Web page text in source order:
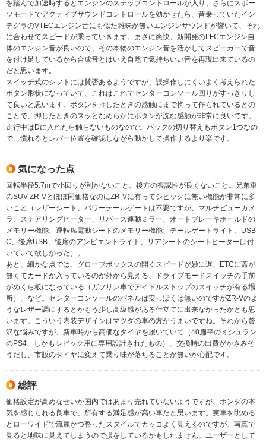
を踏んで加速時するとエンジンのステップコントロールが入り、さらにスポー
ツモードでアクティブサウンドコントロールを効かせたら、昔乗っていたイン
テグラのVTECエンジン音にも似た雑味が無いエンジンサウンドが響いて、それ
に合わせてスピードが乘っていきます。まさに爽快、新開発のLFCエンジン自
体のエンジン音が良いので、その本物のエンジン音を活かしてスピーカーで音
を付け足しているから合成音とはいえ自然で気持ちいい音を再現出来ているの
だと思います。
スイッチ式のシフトには賛否あるようですが、誤操作しにくいよく考えられた
ボタン形状になっていて、これはこれでセンターコンソール回りがすっきりし
て良いと思います。ボタンを押したときの感触にまで拘って作られているとの
ことで、押したときのスッとなめらかにボタンが沈む感触が非常に良いです。
走行中はDに入れたら触らないものなので。バックの切り替えもボタン1つなの
で、慣れるとレバー位置を確認しながら動かして操作するより楽です。
気になった点
回転半径5.7mで小回りが利かないこと。後方の視認性が良くないこと。兄弟車
のSUV ZR-Vとほぼ同価格なのにZR-Vに有ってシビックに無い機能が非常に多
いこと（レザーシート、パワーテールゲートは不要ですが、マルチビューカメ
ラ、ステアリングヒーター、リバース連動ミラー、オートブレーキホールドの
メモリー機能、運転席電動シートのメモリー機能、テールゲートライト、USB-
C、後席USB、後席のアンビエントライト、リアシートのシートヒーターは付
いていて欲しかった）。
あと、細かな点では、グローブボックスの開くスピードが妙に遅、ETCに蓋が
無くてカードが入っているのが外から見える、ドライブモードスイッチの手前
がめくら板になっている（ガソリン車でアイドルストップのスイッチが有る場
所）、など。センターコンソールのパネルは安っぽくは無いのですがZR-Vのよ
うなレザー調にするとかもう少し高級感がある仕立てに出来なかったかとも思
います。こういう内装デザインはマツダの車の方がうまいですね。それから贅
沢な悩みですが、新車時から高価なタイヤを履いていて（40扁平のミシュラン
のPS4、しかもシビック用に専用設計されたもの）、交換時の出費がかさみそ
うだし、市販のタイヤに変えて乗り味が落ちることが無いか心配です。
総評
価格設定が高めなせいか国内ではあまり売れていないようですが、ホンダの本
気を感じられる良車で、所有する満足感が高い車だと思います。実車を眺める
とローワイドで流麗かつ整ったスタイルでカッコよく見えるのですが、写真で
見ると地味に見えてしまうので損をしているかもしれません。ユーザーとして